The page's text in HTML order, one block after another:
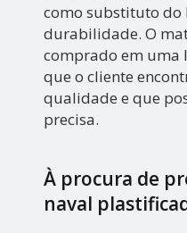
como substituto do
durabilidade. O
comprado em uma
que o cliente
qualidade e que
precisa.
À procura de
naval